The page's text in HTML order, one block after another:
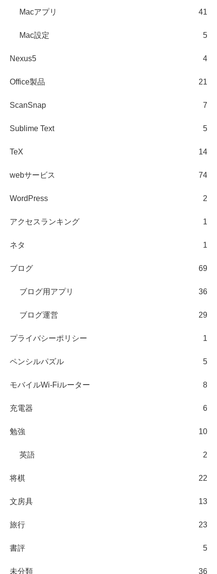
Macアプリ 41
Mac設定 5
Nexus5 4
Office製品 21
ScanSnap 7
Sublime Text 5
TeX 14
webサービス 74
WordPress 2
アクセスランキング 1
ネタ 1
ブログ 69
ブログ用アプリ 36
ブログ運営 29
プライバシーポリシー 1
ペンシルパズル 5
モバイルWi-Fiルーター 8
充電器 6
勉強 10
英語 2
将棋 22
文房具 13
旅行 23
書評 5
未分類 36